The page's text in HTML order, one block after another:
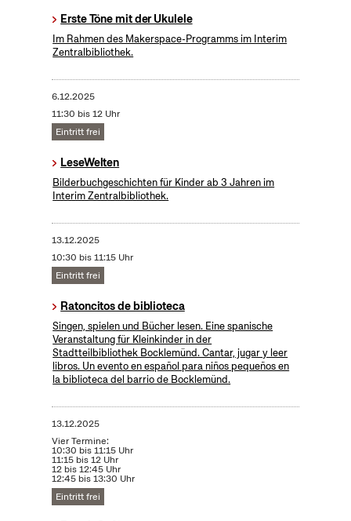
Erste Töne mit der Ukulele
Im Rahmen des Makerspace-Programms im Interim
Zentralbibliothek.
6.12.2025
11:30 bis 12 Uhr
Eintritt frei
LeseWelten
Bilderbuchgeschichten für Kinder ab 3 Jahren im
Interim Zentralbibliothek.
13.12.2025
10:30 bis 11:15 Uhr
Eintritt frei
Ratoncitos de biblioteca
Singen, spielen und Bücher lesen. Eine spanische
Veranstaltung für Kleinkinder in der
Stadtteilbibliothek Bocklemünd. Cantar, jugar y leer
libros. Un evento en español para niños pequeños en
la biblioteca del barrio de Bocklemünd.
13.12.2025
Vier Termine:
10:30 bis 11:15 Uhr
11:15 bis 12 Uhr
12 bis 12:45 Uhr
12:45 bis 13:30 Uhr
Eintritt frei